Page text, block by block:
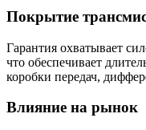
Покрытие
Гарантия охватывает
что обеспечивает
коробки передач,
Влияние на рынок